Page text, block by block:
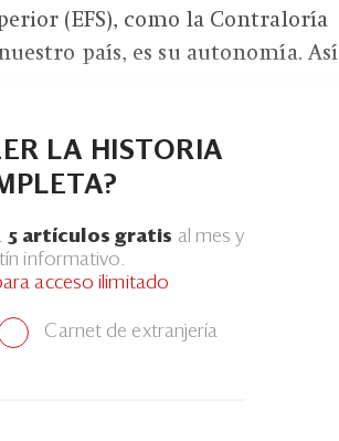
(EFS), como la Contraloría
país, es su autonomía. Así
LA HISTORIA
5 artículos gratis al mes y
informativo.
acceso ilimitado
Carnet de extranjería